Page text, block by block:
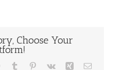
Choose Your
WhatsApp
Tumblr Pinterest
Vk Xing Email